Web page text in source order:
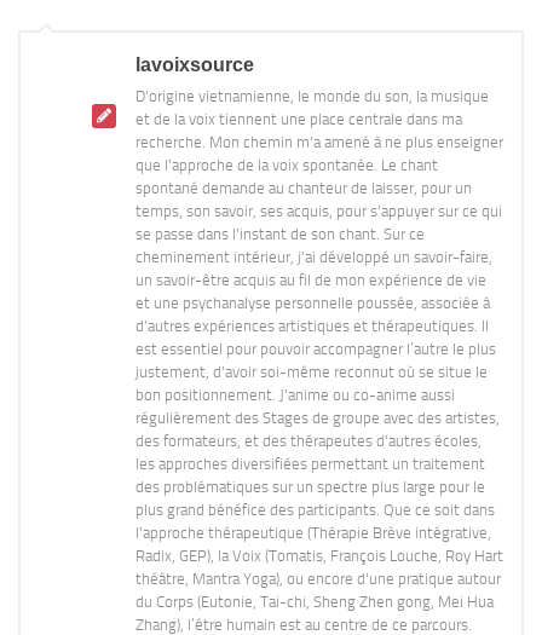
lavoixsource
D'origine vietnamienne, le monde du son, la musique
et de la voix tiennent une place centrale dans ma
recherche. Mon chemin m'a amené à ne plus enseigner
que l'approche de la voix spontanée. Le chant
spontané demande au chanteur de laisser, pour un
temps, son savoir, ses acquis, pour s'appuyer sur ce qui
se passe dans l'instant de son chant. Sur ce
cheminement intérieur, j'ai développé un savoir-faire,
un savoir-être acquis au fil de mon expérience de vie
et une psychanalyse personnelle poussée, associée à
d'autres expériences artistiques et thérapeutiques. Il
est essentiel pour pouvoir accompagner l’autre le plus
justement, d'avoir soi-même reconnut où se situe le
bon positionnement. J'anime ou co-anime aussi
régulièrement des Stages de groupe avec des artistes,
des formateurs, et des thérapeutes d'autres écoles,
les approches diversifiées permettant un traitement
des problématiques sur un spectre plus large pour le
plus grand bénéfice des participants. Que ce soit dans
l'approche thérapeutique (Thérapie Brève intégrative,
Radix, GEP), la Voix (Tomatis, François Louche, Roy Hart
théâtre, Mantra Yoga), ou encore d'une pratique autour
du Corps (Eutonie, Tai-chi, Sheng Zhen gong, Mei Hua
Zhang), l’être humain est au centre de ce parcours.